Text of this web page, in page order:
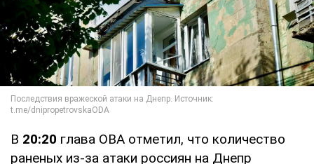
В 20:20 глава ОВА отметил, что количество
раненых из-за атаки россиян на Днепр